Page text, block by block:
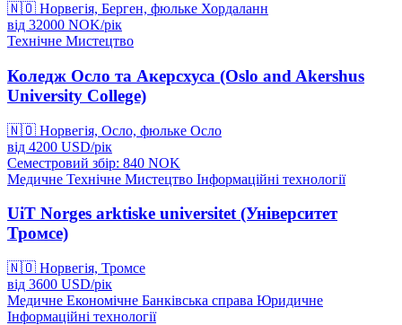
🇳🇴 Норвегія, Берген, фюльке Хордаланн
від 32000 NOK/рік
Технічне Мистецтво
Коледж Осло та Акерсхуса (Oslo and Akershus
University College)
🇳🇴 Норвегія, Осло, фюльке Осло
від 4200 USD/рік
Семестровий збір: 840 NOK
Медичне Технічне Мистецтво Інформаційні технології
UiT Norges arktiske universitet (Університет
Тромсе)
🇳🇴 Норвегія, Тромсе
від 3600 USD/рік
Медичне Економічне Банківська справа Юридичне
Інформаційні технології